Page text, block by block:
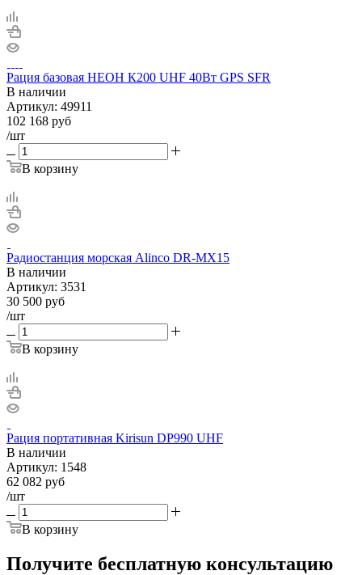
Рация базовая НЕОН К200 UHF 40Вт GPS SFR
В наличии
Артикул: 49911
102 168 руб
/шт
В корзину
Радиостанция морская Alinco DR-MX15
В наличии
Артикул: 3531
30 500 руб
/шт
В корзину
Рация портативная Kirisun DP990 UHF
В наличии
Артикул: 1548
62 082 руб
/шт
В корзину
Получите бесплатную консультацию